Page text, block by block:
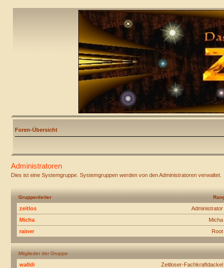
Foren-Übersicht
Administratoren
Dies ist eine Systemgruppe. Systemgruppen werden von den Administratoren verwaltet.
Gruppenleiter
Administrator
zeitlos
Micha
Micha
Root
rainer
Mitglieder der Gruppe
Zeitloser-Fachkraftdackel
walldi